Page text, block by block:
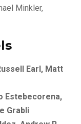
Minkler,
Earl, Matt
Estebecorena,
Grabli